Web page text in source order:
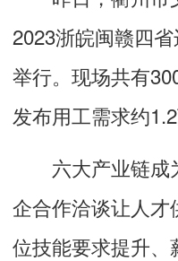
2023浙皖闽赣四
举行。现场共有
发布用工需求约1.2
六大产业链成
企合作洽谈让人才
位技能要求提升